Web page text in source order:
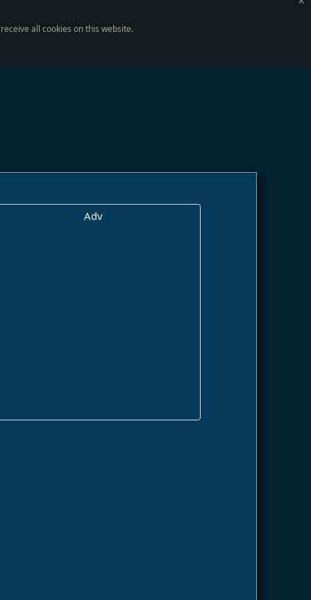
Adv
all cookies on this website.